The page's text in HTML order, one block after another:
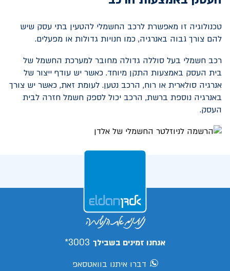
טכנולוגיה זו מאפשרת לרכב החשמלי להטעין בתי עסק שיש
להם צורך גבוה באנרגיה, כמו חנויות גדולות או מפעלים.
רכב חשמלי בעל סוללה גדולה מחובר למערכת החשמל של
בית העסק באמצעות התקן מיוחד. כאשר יש עודף ייצור של
אנרגיה סולארית או רוח, הרכב נטען. לעומת זאת, כאשר יש צורך
באנרגיה נוספת ברשת, הרכב יכול לספק חשמל חזרה לבית
העסק.
אנחנו זמינים בשבילך 3003*
דברו איתנו בוואטסאפ